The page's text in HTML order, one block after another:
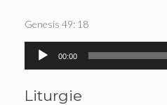
Genesis 49: 18
Audiospeler
00:00
Liturgie